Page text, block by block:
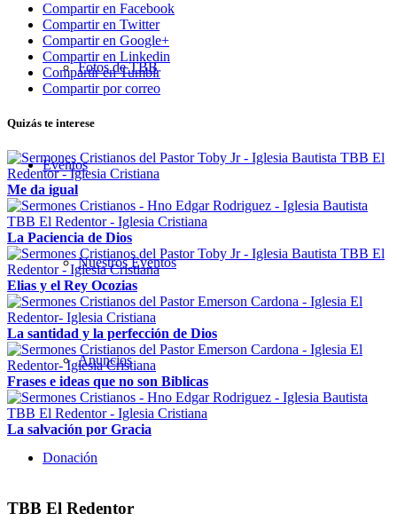
Fotos de TBB
Eventos
Nuestros Eventos
Anuncios
Donación
Compartir en Facebook
Compartir en Twitter
Compartir en Google+
Compartir en Linkedin
Compartir en Tumblr
Compartir por correo
Quizás te interese
Me da igual
La Paciencia de Dios
Elias y el Rey Ocozias
La santidad y la perfección de Dios
Frases e ideas que no son Biblicas
La salvación por Gracia
TBB El Redentor